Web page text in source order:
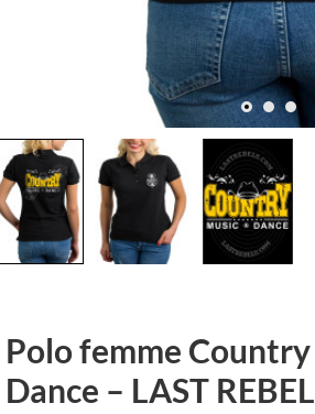
Polo femme
Dance – LAST